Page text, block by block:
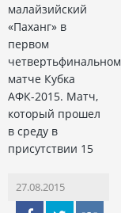
малайзийский
«Паханг» в
первом
четвертьфинальном
матче Кубка
АФК-2015. Матч,
который прошел
в среду в
присутствии 15
27.08.2015